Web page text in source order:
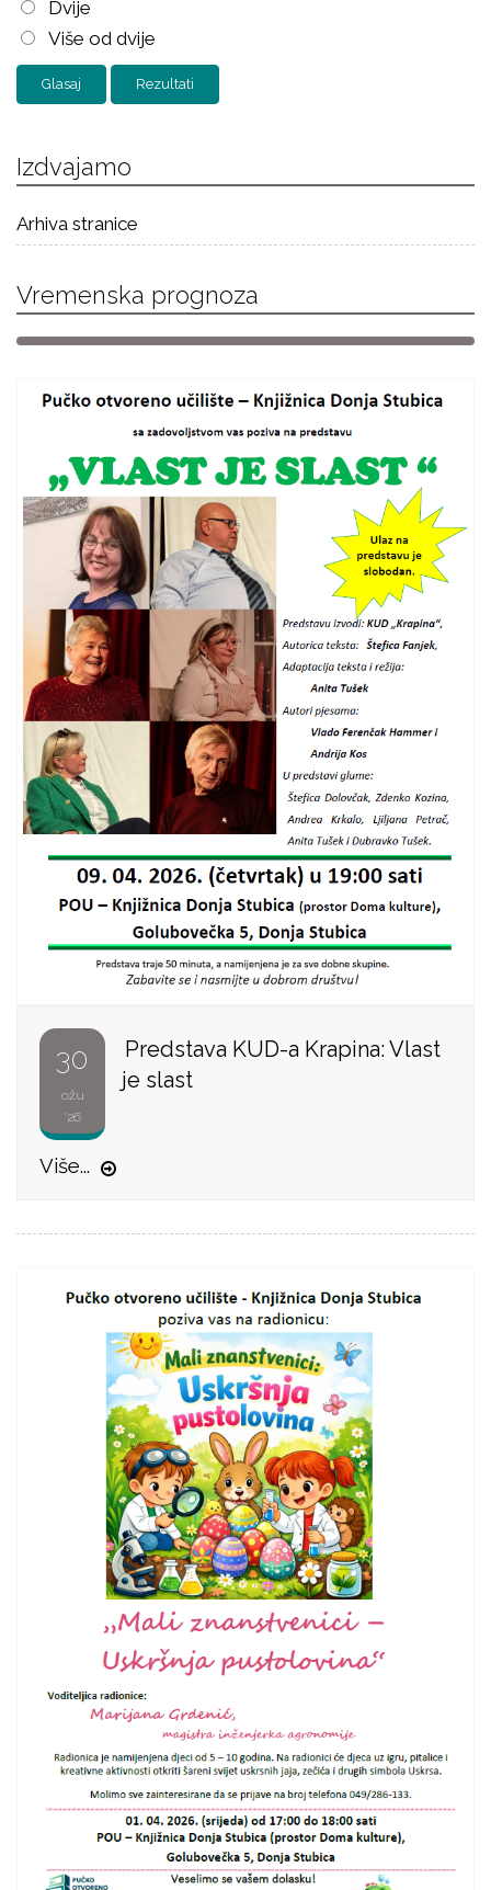
Dvije
Više od dvije
Rezultati
Izdvajamo
Arhiva stranice
Vremenska prognoza
30
ožu
'26
Predstava KUD-a Krapina: Vlast
je slast
Više...